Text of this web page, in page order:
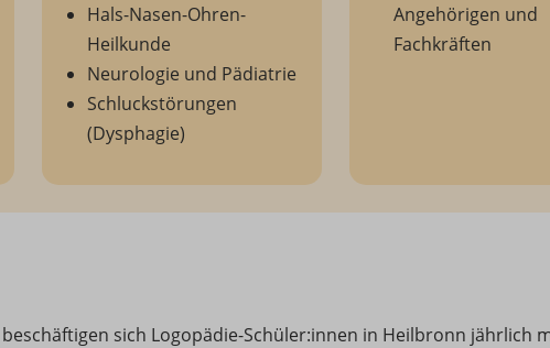
Hals-Nasen-Ohren-
Heilkunde
Neurologie und Pädiatrie
Schluckstörungen
(Dysphagie)
Angehörigen und
Fachkräften
sich Logopädie-Schüler:innen in Heilbronn jährlich